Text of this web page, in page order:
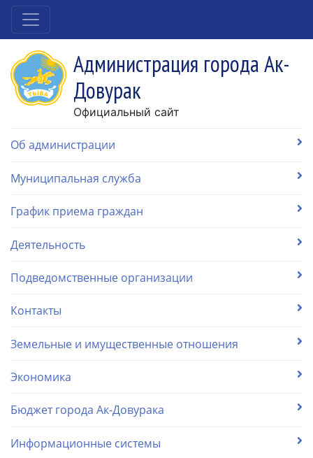
Администрация города Ак-
Довурак
Официальный сайт
Об администрации
Муниципальная служба
График приема граждан
Деятельность
Подведомственные организации
Контакты
Земельные и имущественные отношения
Экономика
Бюджет города Ак-Довурака
Информационные системы